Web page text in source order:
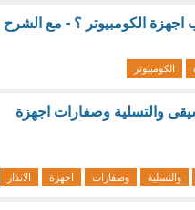
اجهزة الكومبيوتر ؟ - مع الشرح
الكومبيوتر
والتسلية وصفارات اجهزة
والتسلية وصفارات اجهزة الانذار